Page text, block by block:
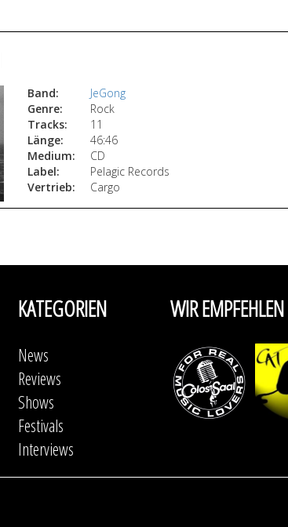
Band:
JeGong
Genre:
Rock
Tracks:
11
Länge:
46:46
Medium:
CD
Label:
Pelagic Records
Vertrieb:
Cargo
KATEGORIEN
News
Reviews
Shows
Festivals
Interviews
WIR EMPFEHLEN